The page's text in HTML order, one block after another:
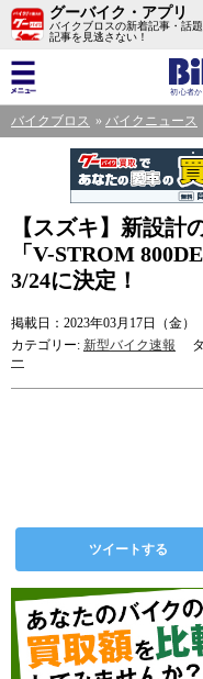
グーバイク・アプリ
バイクブロスの新着記事・話
記事を見逃さない！
バイクブロス バイクニュース
【スズキ】新設計
「V-STROM
3/24に決定！
掲載日：2023年03月17日（金）
カテゴリー: 新型バイク速報 タ
ー
ツイートする